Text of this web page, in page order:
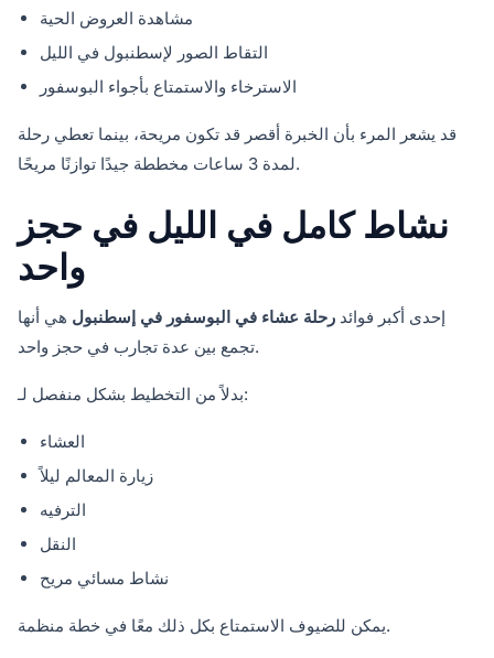
مشاهدة العروض الحية
التقاط الصور لإسطنبول في الليل
الاسترخاء والاستمتاع بأجواء البوسفور
قد يشعر المرء بأن الخبرة أقصر قد تكون مريحة، بينما تعطي رحلة
لمدة 3 ساعات مخططة جيدًا توازنًا مريحًا.
نشاط كامل في الليل في حجز
واحد
إحدى أكبر فوائد رحلة عشاء في البوسفور في إسطنبول هي أنها
تجمع بين عدة تجارب في حجز واحد.
بدلاً من التخطيط بشكل منفصل لـ:
العشاء
زيارة المعالم ليلاً
الترفيه
النقل
نشاط مسائي مريح
يمكن للضيوف الاستمتاع بكل ذلك معًا في خطة منظمة.